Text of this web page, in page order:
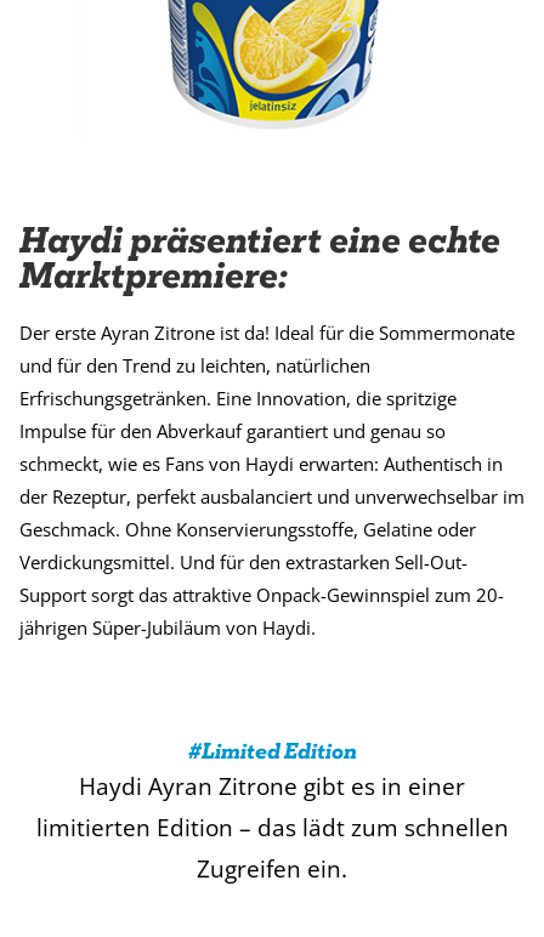
Haydi präsentiert eine echte
Marktpremiere:
Der erste Ayran Zitrone ist da! Ideal für die Sommermonate
und für den Trend zu leichten, natürlichen
Erfrischungsgetränken. Eine Innovation, die spritzige
Impulse für den Abverkauf garantiert und genau so
schmeckt, wie es Fans von Haydi erwarten: Authentisch in
der Rezeptur, perfekt ausbalanciert und unverwechselbar im
Geschmack. Ohne Konservierungsstoffe, Gelatine oder
Verdickungsmittel. Und für den extrastarken Sell-Out-
Support sorgt das attraktive Onpack-Gewinnspiel zum 20-
jährigen Süper-Jubiläum von Haydi.
#Limited Edition
Haydi Ayran Zitrone gibt es in einer
limitierten Edition – das lädt zum schnellen
Zugreifen ein.